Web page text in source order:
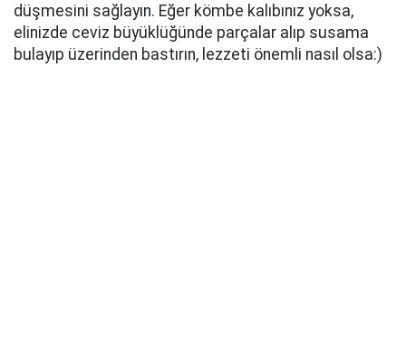
düşmesini sağlayın. Eğer kömbe kalıbınız yoksa,
elinizde ceviz büyüklüğünde parçalar alıp susama
bulayıp üzerinden bastırın, lezzeti önemli nasıl olsa:)